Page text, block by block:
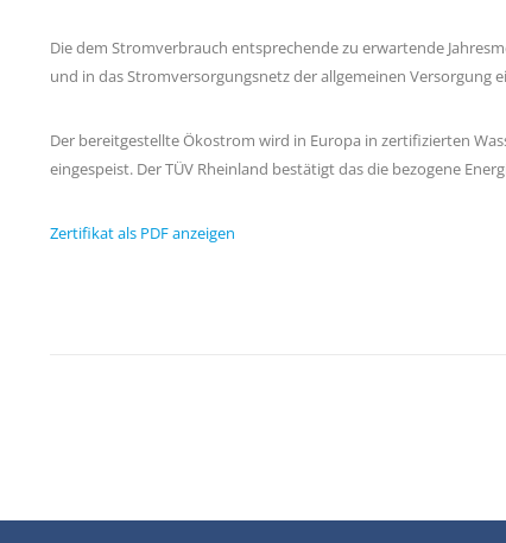
Die dem Stromverbrauch entsprechende zu erwartende
und in das Stromversorgungsnetz der allgemeinen Versorgung
Der bereitgestellte Ökostrom wird in Europa in zertifizierten
eingespeist. Der TÜV Rheinland bestätigt das die bezogene
Zertifikat als PDF anzeigen